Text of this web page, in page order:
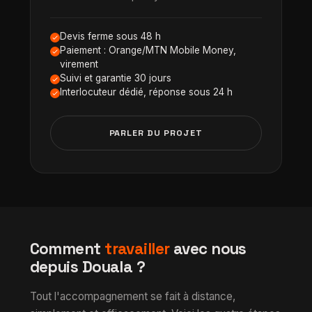
Devis ferme sous 48 h
Paiement : Orange/MTN Mobile Money,
virement
Suivi et garantie 30 jours
Interlocuteur dédié, réponse sous 24 h
PARLER DU PROJET
Comment travailleravec nous
depuis Douala ?
Tout l'accompagnement se fait à distance,